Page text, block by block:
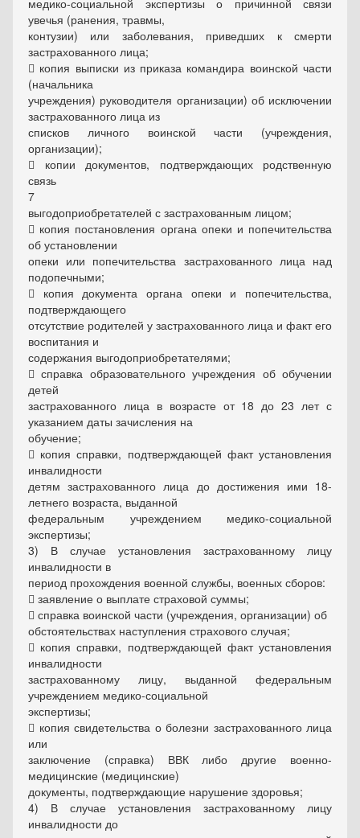
медико-социальной экспертизы о причинной связи
увечья (ранения, травмы,
контузии) или заболевания, приведших к смерти
застрахованного лица;
 копия выписки из приказа командира воинской части
(начальника
учреждения) руководителя организации) об исключении
застрахованного лица из
списков личного воинской части (учреждения,
организации);
 копии документов, подтверждающих родственную
связь
7
выгодоприобретателей с застрахованным лицом;
 копия постановления органа опеки и попечительства
об установлении
опеки или попечительства застрахованного лица над
подопечными;
 копия документа органа опеки и попечительства,
подтверждающего
отсутствие родителей у застрахованного лица и факт его
воспитания и
содержания выгодоприобретателями;
 справка образовательного учреждения об обучении
детей
застрахованного лица в возрасте от 18 до 23 лет с
указанием даты зачисления на
обучение;
 копия справки, подтверждающей факт установления
инвалидности
детям застрахованного лица до достижения ими 18-
летнего возраста, выданной
федеральным учреждением медико-социальной
экспертизы;
3) В случае установления застрахованному лицу
инвалидности в
период прохождения военной службы, военных сборов:
 заявление о выплате страховой суммы;
 справка воинской части (учреждения, организации) об
обстоятельствах наступления страхового случая;
 копия справки, подтверждающей факт установления
инвалидности
застрахованному лицу, выданной федеральным
учреждением медико-социальной
экспертизы;
 копия свидетельства о болезни застрахованного лица
или
заключение (справка) ВВК либо другие военно-
медицинские (медицинские)
документы, подтверждающие нарушение здоровья;
4) В случае установления застрахованному лицу
инвалидности до